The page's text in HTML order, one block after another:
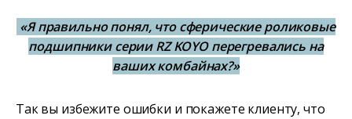
«Я правильно понял, что сферические роликовые
подшипники серии RZ KOYO перегревались на
ваших комбайнах?»
Так вы избежите ошибки и покажете клиенту, что